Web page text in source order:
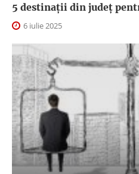
5 destinații din județ
6 iulie 2025